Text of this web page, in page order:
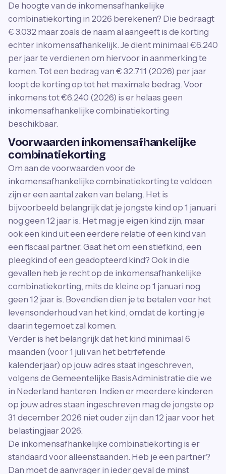
De hoogte van de inkomensafhankelijke
combinatiekorting in 2026 berekenen? Die bedraagt
€ 3.032 maar zoals de naam al aangeeft is de korting
echter inkomensafhankelijk. Je dient minimaal €6.240
per jaar te verdienen om hiervoor in aanmerking te
komen. Tot een bedrag van € 32.711 (2026) per jaar
loopt de korting op tot het maximale bedrag. Voor
inkomens tot €6.240 (2026) is er helaas geen
inkomensafhankelijke combinatiekorting
beschikbaar.
Voorwaarden inkomensafhankelijke
combinatiekorting
Om aan de voorwaarden voor de
inkomensafhankelijke combinatiekorting te voldoen
zijn er een aantal zaken van belang. Het is
bijvoorbeeld belangrijk dat je jongste kind op 1 januari
nog geen 12 jaar is. Het mag je eigen kind zijn, maar
ook een kind uit een eerdere relatie of een kind van
een fiscaal partner. Gaat het om een stiefkind, een
pleegkind of een geadopteerd kind? Ook in die
gevallen heb je recht op de inkomensafhankelijke
combinatiekorting, mits de kleine op 1 januari nog
geen 12 jaar is. Bovendien dien je te betalen voor het
levensonderhoud van het kind, omdat de korting je
daarin tegemoet zal komen.
Verder is het belangrijk dat het kind minimaal 6
maanden (voor 1 juli van het betrfefende
kalenderjaar) op jouw adres staat ingeschreven,
volgens de Gemeentelijke BasisAdministratie die we
in Nederland hanteren. Indien er meerdere kinderen
op jouw adres staan ingeschreven mag de jongste op
31 december 2026 niet ouder zijn dan 12 jaar voor het
belastingjaar 2026.
De inkomensafhankelijke combinatiekorting is er
standaard voor alleenstaanden. Heb je een partner?
Dan moet de aanvrager in ieder geval de minst